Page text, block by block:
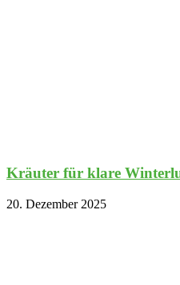
Kräuter für klare
20. Dezember 2025